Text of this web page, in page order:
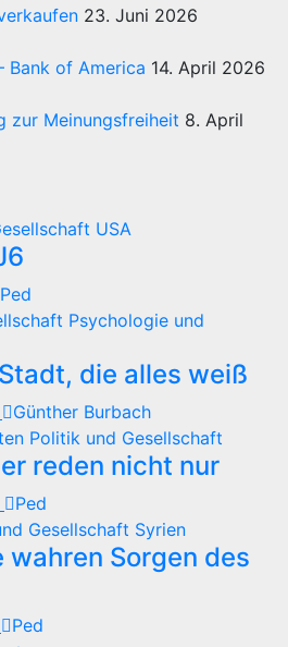
23. Juni 2026
Bank of America 14. April 2026
zur Meinungsfreiheit 8. April
USA
Ped
Psychologie und
die alles weiß
Günther Burbach
Politik und Gesellschaft
reden nicht nur
Ped
Gesellschaft Syrien
wahren Sorgen des
Ped